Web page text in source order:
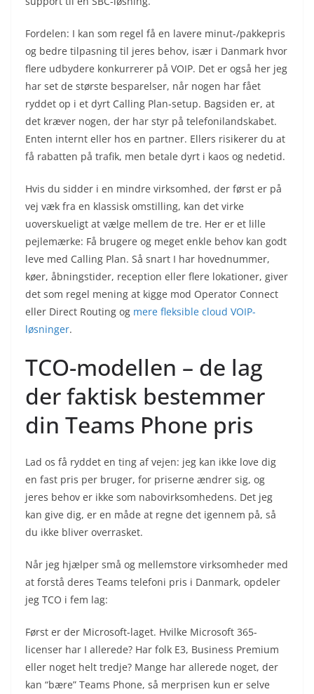
Fordelen: I kan som regel få en lavere minut-/pakkepris
og bedre tilpasning til jeres behov, især i Danmark hvor
flere udbydere konkurrerer på VOIP. Det er også her jeg
har set de største besparelser, når nogen har fået
ryddet op i et dyrt Calling Plan-setup. Bagsiden er, at
det kræver nogen, der har styr på telefonilandskabet.
Enten internt eller hos en partner. Ellers risikerer du at
få rabatten på trafik, men betale dyrt i kaos og nedetid.
Hvis du sidder i en mindre virksomhed, der først er på
vej væk fra en klassisk omstilling, kan det virke
uoverskueligt at vælge mellem de tre. Her er et lille
pejlemærke: Få brugere og meget enkle behov kan godt
leve med Calling Plan. Så snart I har hovednummer,
køer, åbningstider, reception eller flere lokationer, giver
det som regel mening at kigge mod Operator Connect
eller Direct Routing og mere fleksible cloud VOIP-
løsninger.
TCO-modellen – de lag
der faktisk bestemmer
din Teams Phone pris
Lad os få ryddet en ting af vejen: jeg kan ikke love dig
en fast pris per bruger, for priserne ændrer sig, og
jeres behov er ikke som nabovirksomhedens. Det jeg
kan give dig, er en måde at regne det igennem på, så
du ikke bliver overrasket.
Når jeg hjælper små og mellemstore virksomheder med
at forstå deres Teams telefoni pris i Danmark, opdeler
jeg TCO i fem lag:
Først er der Microsoft-laget. Hvilke Microsoft 365-
licenser har I allerede? Har folk E3, Business Premium
eller noget helt tredje? Mange har allerede noget, der
kan “bære” Teams Phone, så merprisen kun er selve